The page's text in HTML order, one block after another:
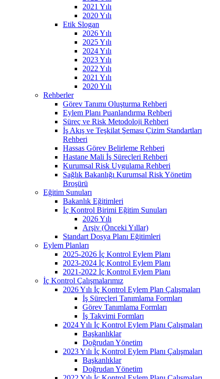
2021 Yılı
2020 Yılı
Etik Slogan
2026 Yılı
2025 Yılı
2024 Yılı
2023 Yılı
2022 Yılı
2021 Yılı
2020 Yılı
Rehberler
Görev Tanımı Oluşturma Rehberi
Eylem Planı Puanlandırma Rehberi
Süreç ve Risk Metodoloji Rehberi
İş Akış ve Teşkilat Şeması Çizim Standartları
Rehberi
Hassas Görev Belirleme Rehberi
Hastane Mali İş Süreçleri Rehberi
Kurumsal Risk Uygulama Rehberi
Sağlık Bakanlığı Kurumsal Risk Yönetim
Broşürü
Eğitim Sunuları
Bakanlık Eğitimleri
İç Kontrol Birimi Eğitim Sunuları
2026 Yılı
Arşiv (Önceki Yıllar)
Standart Dosya Planı Eğitimleri
Eylem Planları
2025-2026 İç Kontrol Eylem Planı
2023-2024 İç Kontrol Eylem Planı
2021-2022 İç Kontrol Eylem Planı
İç Kontrol Çalışmalarımız
2026 Yılı İç Kontrol Eylem Plan Çalışmaları
İş Süreçleri Tanımlama Formları
Görev Tanımlama Formları
İş Takvimi Formları
2024 Yılı İç Kontrol Eylem Planı Çalışmaları
Başkanlıklar
Doğrudan Yönetim
2023 Yılı İç Kontrol Eylem Planı Çalışmaları
Başkanlıklar
Doğrudan Yönetim